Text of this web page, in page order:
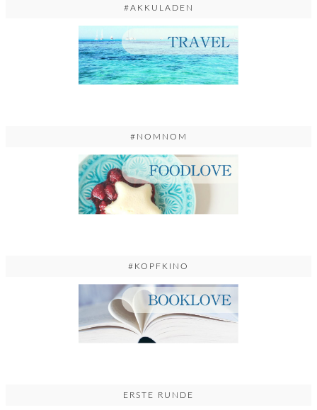
#AKKULADEN
#NOMNOM
#KOPFKINO
ERSTE RUNDE